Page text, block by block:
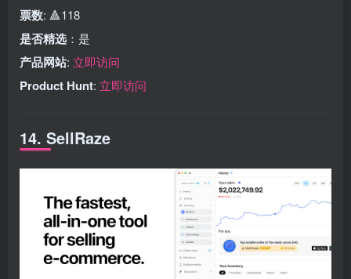
票数: 🔺118
是否精选 ：是
产品网站: 立即访问
Product Hunt: 立即访问
14. SellRaze